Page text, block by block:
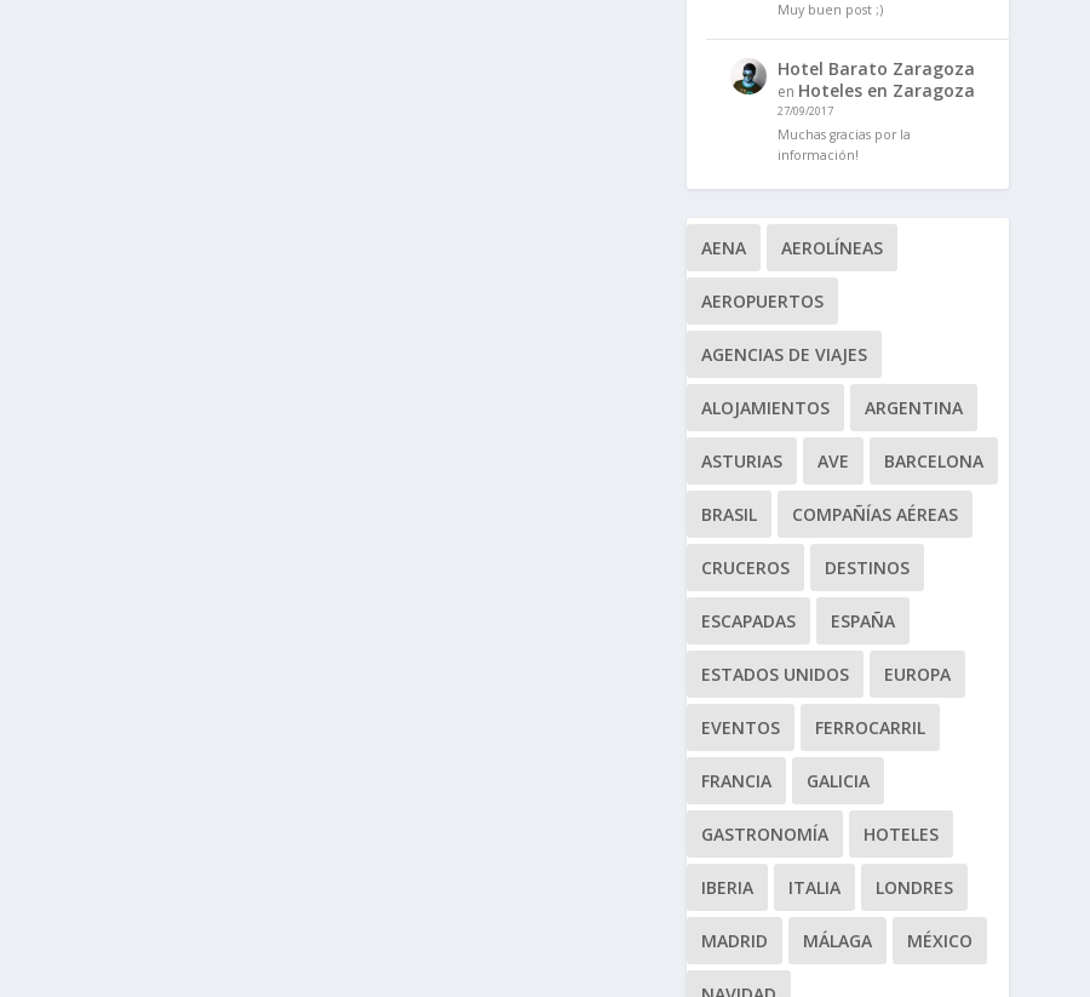
Muy buen post ;)
Hotel Barato Zaragoza
en Hoteles en Zaragoza
27/09/2017
Muchas gracias por la
información!
AENA AEROLÍNEAS
AEROPUERTOS
AGENCIAS DE VIAJES
ALOJAMIENTOS ARGENTINA
ASTURIAS AVE BARCELONA
BRASIL COMPAÑÍAS AÉREAS
CRUCEROS DESTINOS
ESCAPADAS ESPAÑA
ESTADOS UNIDOS EUROPA
EVENTOS FERROCARRIL
FRANCIA GALICIA
GASTRONOMÍA HOTELES
IBERIA ITALIA LONDRES
MADRID MÁLAGA MÉXICO